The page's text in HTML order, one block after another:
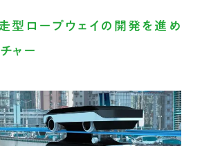
走型ロープウェイの開発を進め
ャー